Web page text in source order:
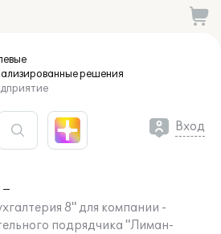
решения
Вход
8" для компании -
подрядчика "Лиман-